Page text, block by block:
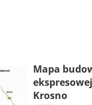
Mapa
Krosno